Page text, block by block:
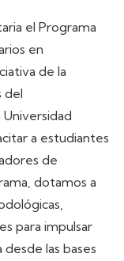
el Programa
en
de la
del
a estudiantes
de
dotamos a
para impulsar
las bases